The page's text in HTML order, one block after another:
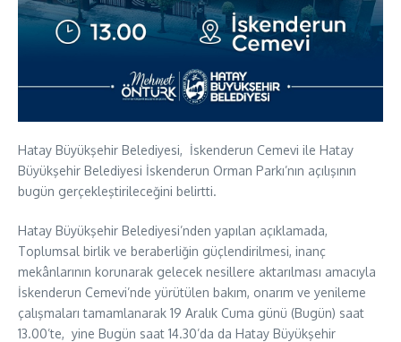
Hatay Büyükşehir Belediyesi, İskenderun Cemevi ile Hatay
Büyükşehir Belediyesi İskenderun Orman Parkı’nın açılışının
bugün gerçekleştirileceğini belirtti.
Hatay Büyükşehir Belediyesi’nden yapılan açıklamada,
Toplumsal birlik ve beraberliğin güçlendirilmesi, inanç
mekânlarının korunarak gelecek nesillere aktarılması amacıyla
İskenderun Cemevi’nde yürütülen bakım, onarım ve yenileme
çalışmaları tamamlanarak 19 Aralık Cuma günü (Bugün) saat
13.00’te, yine Bugün saat 14.30’da da Hatay Büyükşehir